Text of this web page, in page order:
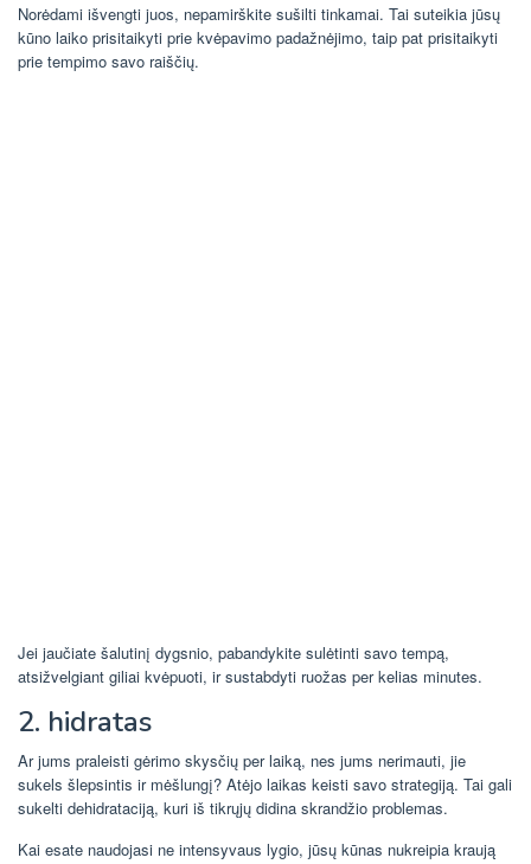
Norėdami išvengti juos, nepamirškite sušilti tinkamai. Tai suteikia jūsų
kūno laiko prisitaikyti prie kvėpavimo padažnėjimo, taip pat prisitaikyti
prie tempimo savo raiščių.
Jei jaučiate šalutinį dygsnio, pabandykite sulėtinti savo tempą,
atsižvelgiant giliai kvėpuoti, ir sustabdyti ruožas per kelias minutes.
2. hidratas
Ar jums praleisti gėrimo skysčių per laiką, nes jums nerimauti, jie
sukels šlepsintis ir mėšlungį? Atėjo laikas keisti savo strategiją. Tai gali
sukelti dehidrataciją, kuri iš tikrųjų didina skrandžio problemas.
Kai esate naudojasi ne intensyvaus lygio, jūsų kūnas nukreipia kraują